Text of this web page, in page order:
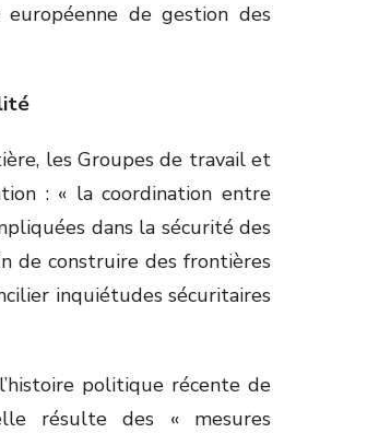
européenne de gestion des
les Groupes de travail et
: « la coordination entre
dans la sécurité des
de construire des frontières
inquiétudes sécuritaires
politique récente de
résulte des « mesures